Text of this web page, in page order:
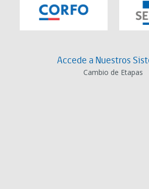
Accede a Nuestros
Cambio de Etapas